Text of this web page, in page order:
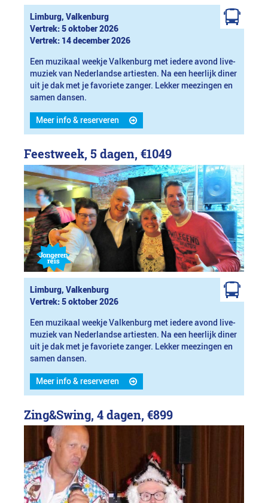
Limburg, Valkenburg
Vertrek: 5 oktober 2026
Vertrek: 14 december 2026
Een muzikaal weekje Valkenburg met iedere avond live-
muziek van Nederlandse artiesten. Na een heerlijk diner
uit je dak met je favoriete zanger. Lekker meezingen en
samen dansen.
Meer info & reserveren
Feestweek, 5 dagen, €1049
Limburg, Valkenburg
Vertrek: 5 oktober 2026
Een muzikaal weekje Valkenburg met iedere avond live-
muziek van Nederlandse artiesten. Na een heerlijk diner
uit je dak met je favoriete zanger. Lekker meezingen en
samen dansen.
Meer info & reserveren
Zing&Swing, 4 dagen, €899